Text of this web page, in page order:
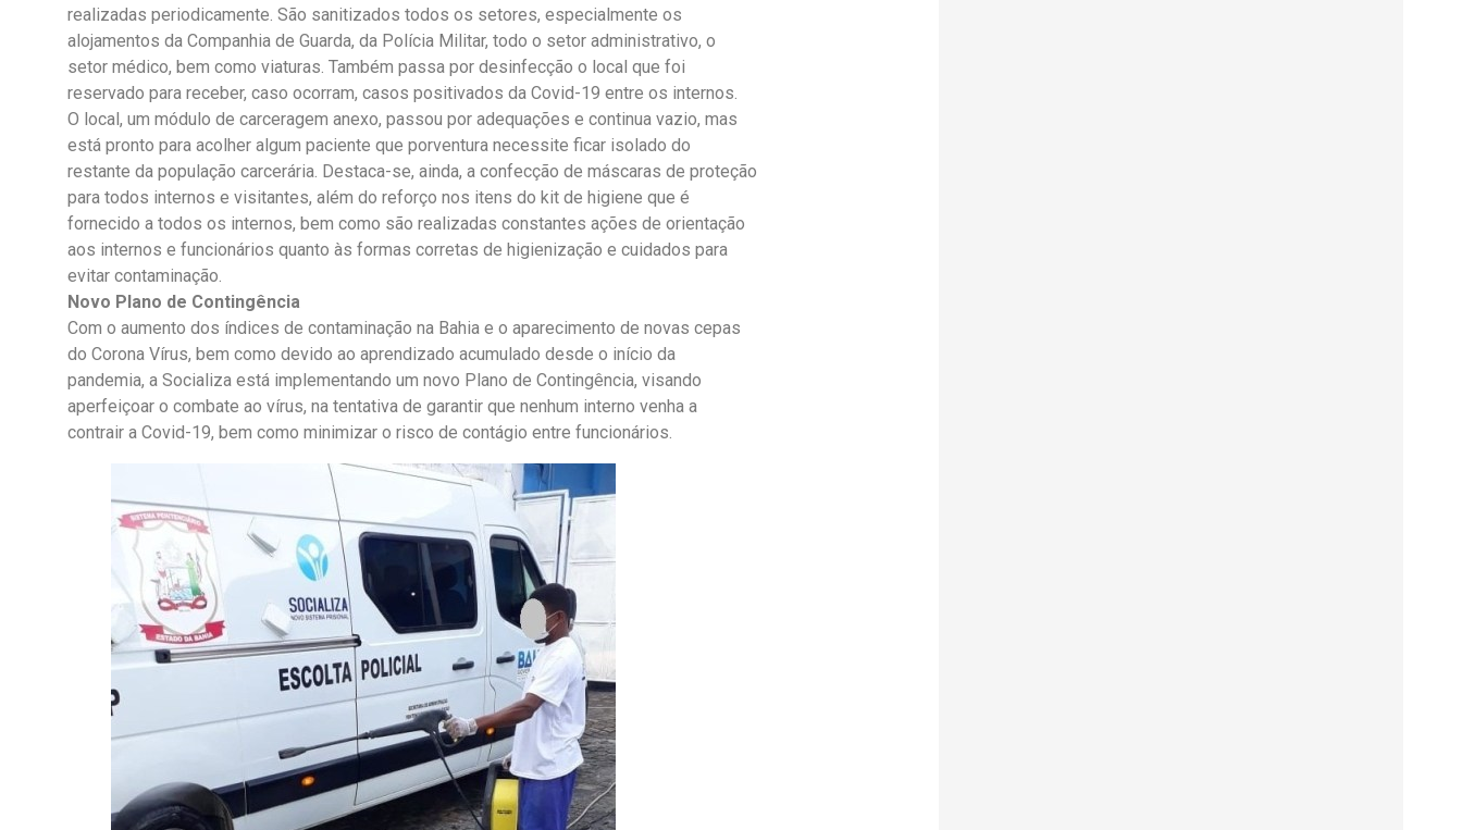
realizadas periodicamente. São sanitizados todos os setores, especialmente os
alojamentos da Companhia de Guarda, da Polícia Militar, todo o setor administrativo, o
setor médico, bem como viaturas. Também passa por desinfecção o local que foi
reservado para receber, caso ocorram, casos positivados da Covid-19 entre os internos.
O local, um módulo de carceragem anexo, passou por adequações e continua vazio, mas
está pronto para acolher algum paciente que porventura necessite ficar isolado do
restante da população carcerária. Destaca-se, ainda, a confecção de máscaras de proteção
para todos internos e visitantes, além do reforço nos itens do kit de higiene que é
fornecido a todos os internos, bem como são realizadas constantes ações de orientação
aos internos e funcionários quanto às formas corretas de higienização e cuidados para
evitar contaminação.
Novo Plano de Contingência
Com o aumento dos índices de contaminação na Bahia e o aparecimento de novas cepas
do Corona Vírus, bem como devido ao aprendizado acumulado desde o início da
pandemia, a Socializa está implementando um novo Plano de Contingência, visando
aperfeiçoar o combate ao vírus, na tentativa de garantir que nenhum interno venha a
contrair a Covid-19, bem como minimizar o risco de contágio entre funcionários.